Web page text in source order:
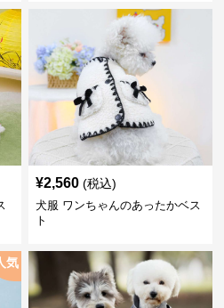
¥2,560 (税込)
犬服 ワンちゃんのあったかベス
ト
気